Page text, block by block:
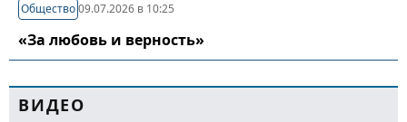
Общество09.07.2026 в 10:25
«За любовь и верность»
ВИДЕО